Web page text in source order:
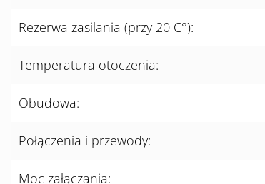
Rezerwa zasilania (przy 20 C°):
Temperatura otoczenia:
Obudowa:
Połączenia i przewody:
Moc załączania: